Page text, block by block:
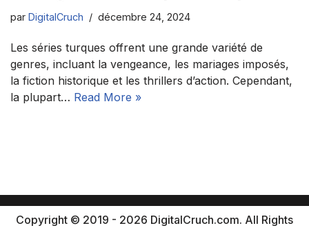
par DigitalCruch décembre 24, 2024
Les séries turques offrent une grande variété de
genres, incluant la vengeance, les mariages imposés,
la fiction historique et les thrillers d’action. Cependant,
la plupart… Read More »
Copyright © 2019 - 2026 DigitalCruch.com. All Rights